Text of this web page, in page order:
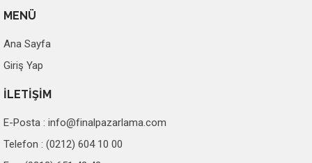
MENÜ
Ana Sayfa
Giriş Yap
İLETİŞİM
E-Posta : info@finalpazarlama.com
Telefon : (0212) 604 10 00